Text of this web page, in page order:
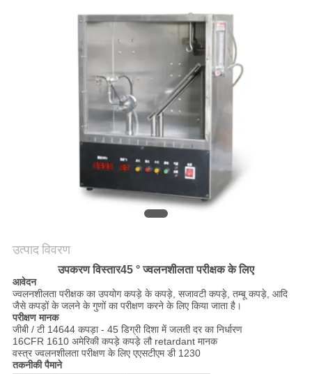
साइटमैप
गोपनीयता
नीति
उत्पाद विवरण
उपकरण विस्तार45 ° ज्वलनशीलता परीक्षक के लिए
आवेदन
ज्वलनशीलता परीक्षक का उपयोग कपड़े के कपड़े, सजावटी कपड़े, तम्बू कपड़े, आदि
जैसे कपड़ों के जलने के गुणों का परीक्षण करने के लिए किया जाता है।
परीक्षण मानक
जीबी / टी 14644 कपड़ा - 45 डिग्री दिशा में जलती दर का निर्धारण
16CFR 1610 अमेरिकी कपड़े कपड़े लौ retardant मानक
वस्त्र ज्वलनशीलता परीक्षण के लिए एएसटीएम डी 1230
तकनीकी पैमाने